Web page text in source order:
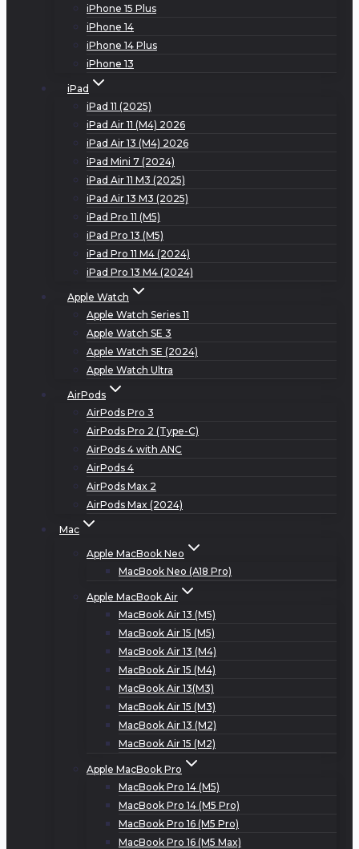
iPhone 15 Plus
iPhone 14
iPhone 14 Plus
iPhone 13
iPad
iPad 11 (2025)
iPad Air 11 (M4) 2026
iPad Air 13 (M4) 2026
iPad Mini 7 (2024)
iPad Air 11 M3 (2025)
iPad Air 13 M3 (2025)
iPad Pro 11 (M5)
iPad Pro 13 (M5)
iPad Pro 11 M4 (2024)
iPad Pro 13 M4 (2024)
Apple Watch
Apple Watch Series 11
Apple Watch SE 3
Apple Watch SE (2024)
Apple Watch Ultra
AirPods
AirPods Pro 3
AirPods Pro 2 (Type-C)
AirPods 4 with ANC
AirPods 4
AirPods Max 2
AirPods Max (2024)
Mac
Apple MacBook Neo
MacBook Neo (A18 Pro)
Apple MacBook Air
MacBook Air 13 (M5)
MacBook Air 15 (M5)
MacBook Air 13 (M4)
MacBook Air 15 (M4)
MacBook Air 13(M3)
MacBook Air 15 (M3)
MacBook Air 13 (M2)
MacBook Air 15 (M2)
Apple MacBook Pro
MacBook Pro 14 (M5)
MacBook Pro 14 (M5 Pro)
MacBook Pro 16 (M5 Pro)
MacBook Pro 16 (M5 Max)